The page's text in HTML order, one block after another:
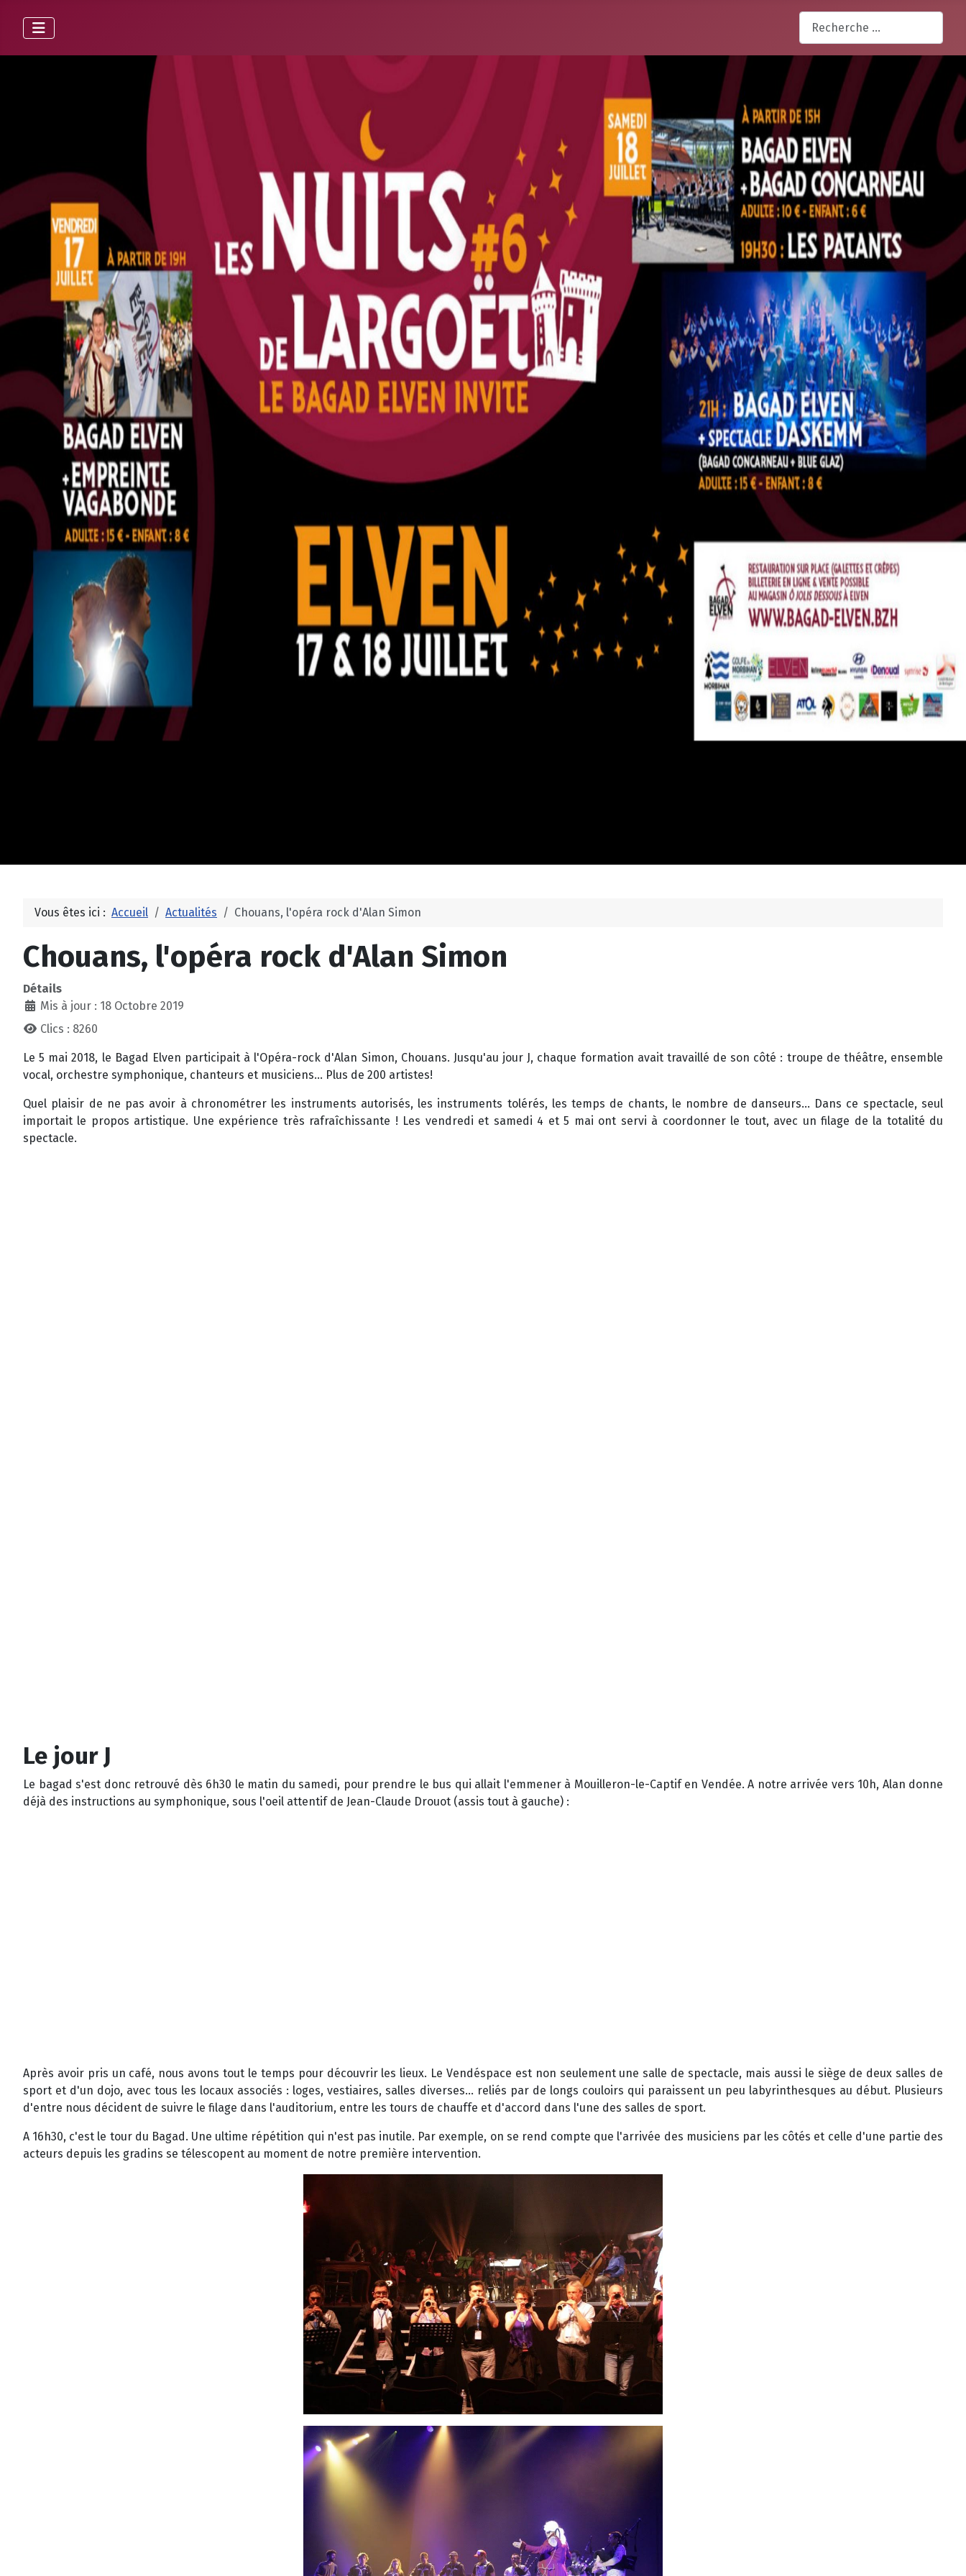
Rechercher
Vous êtes ici : Accueil Actualités Chouans, l'opéra rock d'Alan Simon
Chouans, l'opéra rock d'Alan Simon
Détails
Mis à jour : 18 Octobre 2019
Clics : 8260
Le 5 mai 2018, le Bagad Elven participait à l'Opéra-rock d'Alan Simon, Chouans. Jusqu'au jour J, chaque formation avait travaillé de son côté : troupe de théâtre, ensemble
vocal, orchestre symphonique, chanteurs et musiciens... Plus de 200 artistes!
Quel plaisir de ne pas avoir à chronométrer les instruments autorisés, les instruments tolérés, les temps de chants, le nombre de danseurs... Dans ce spectacle, seul
importait le propos artistique. Une expérience très rafraîchissante ! Les vendredi et samedi 4 et 5 mai ont servi à coordonner le tout, avec un filage de la totalité du
spectacle.
Le jour J
Le bagad s'est donc retrouvé dès 6h30 le matin du samedi, pour prendre le bus qui allait l'emmener à Mouilleron-le-Captif en Vendée. A notre arrivée vers 10h, Alan donne
déjà des instructions au symphonique, sous l'oeil attentif de Jean-Claude Drouot (assis tout à gauche) :
Après avoir pris un café, nous avons tout le temps pour découvrir les lieux. Le Vendéspace est non seulement une salle de spectacle, mais aussi le siège de deux salles de
sport et d'un dojo, avec tous les locaux associés : loges, vestiaires, salles diverses... reliés par de longs couloirs qui paraissent un peu labyrinthesques au début. Plusieurs
d'entre nous décident de suivre le filage dans l'auditorium, entre les tours de chauffe et d'accord dans l'une des salles de sport.
A 16h30, c'est le tour du Bagad. Une ultime répétition qui n'est pas inutile. Par exemple, on se rend compte que l'arrivée des musiciens par les côtés et celle d'une partie des
acteurs depuis les gradins se télescopent au moment de notre première intervention.